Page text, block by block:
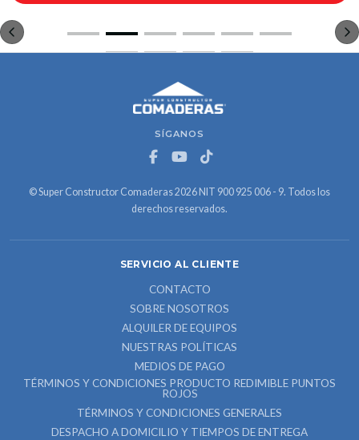
SÍGANOS
© Super Constructor Comaderas 2026 NIT 900 925 006 - 9. Todos los
derechos reservados.
SERVICIO AL CLIENTE
CONTACTO
SOBRE NOSOTROS
ALQUILER DE EQUIPOS
NUESTRAS POLÍTICAS
MEDIOS DE PAGO
TÉRMINOS Y CONDICIONES PRODUCTO REDIMIBLE PUNTOS
ROJOS
TÉRMINOS Y CONDICIONES GENERALES
DESPACHO A DOMICILIO Y TIEMPOS DE ENTREGA